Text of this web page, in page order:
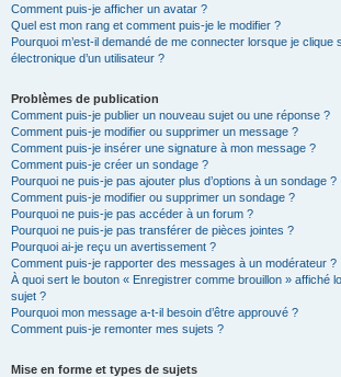
Comment puis-je afficher un avatar ?
Quel est mon rang et comment puis-je le modifier ?
Pourquoi m’est-il demandé de me connecter lorsque je clique
électronique d’un utilisateur ?
Problèmes de publication
Comment puis-je publier un nouveau sujet ou une réponse ?
Comment puis-je modifier ou supprimer un message ?
Comment puis-je insérer une signature à mon message ?
Comment puis-je créer un sondage ?
Pourquoi ne puis-je pas ajouter plus d’options à un sondage ?
Comment puis-je modifier ou supprimer un sondage ?
Pourquoi ne puis-je pas accéder à un forum ?
Pourquoi ne puis-je pas transférer de pièces jointes ?
Pourquoi ai-je reçu un avertissement ?
Comment puis-je rapporter des messages à un modérateur ?
À quoi sert le bouton « Enregistrer comme brouillon » affiché
sujet ?
Pourquoi mon message a-t-il besoin d’être approuvé ?
Comment puis-je remonter mes sujets ?
Mise en forme et types de sujets